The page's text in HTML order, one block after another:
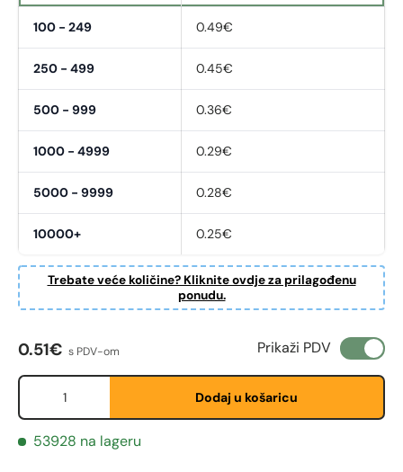
100 - 249 0.49€
250 - 499 0.45€
500 - 999 0.36€
1000 - 4999 0.29€
5000 - 9999 0.28€
10000+ 0.25€
Trebate veće količine? Kliknite ovdje za prilagođenu
ponudu.
Etternavn *
Redovna cijena
0.51€ s PDV-om Prikaži PDV
Količina
Dodaj u košaricu
53928 na lageru